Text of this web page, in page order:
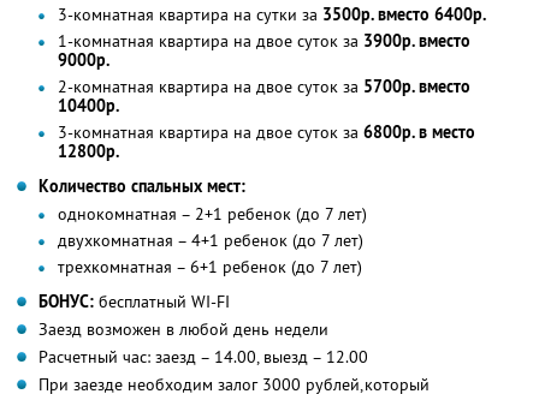
3-комнатная квартира на сутки за 3500р. вместо 6400р.
1-комнатная квартира на двое суток за 3900р. вместо
9000р.
2-комнатная квартира на двое суток за 5700р. вместо
10400р.
3-комнатная квартира на двое суток за 6800р. в место
12800р.
Количество спальных мест:
однокомнатная – 2+1 ребенок (до 7 лет)
двухкомнатная – 4+1 ребенок (до 7 лет)
трехкомнатная – 6+1 ребенок (до 7 лет)
БОНУС: бесплатный WI-FI
Заезд возможен в любой день недели
Расчетный час: заезд – 14.00, выезд – 12.00
При заезде необходим залог 3000 рублей,который